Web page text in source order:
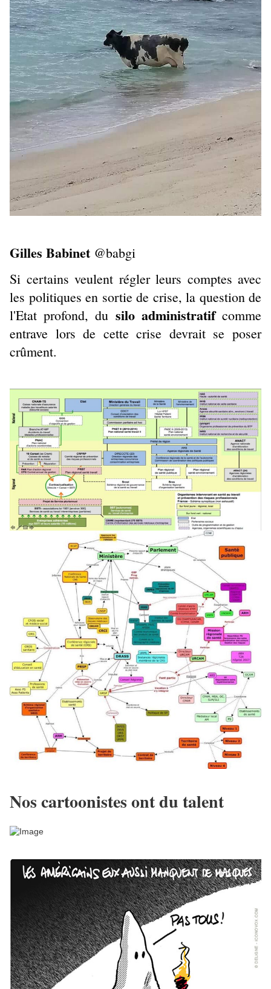
Gilles Babinet @babgi
Si certains veulent régler leurs comptes avec
les politiques en sortie de crise, la question de
l'Etat profond, du silo administratifcomme
entrave lors de cette crise devrait se poser
crûment.
Nos cartoonistes ont du talent